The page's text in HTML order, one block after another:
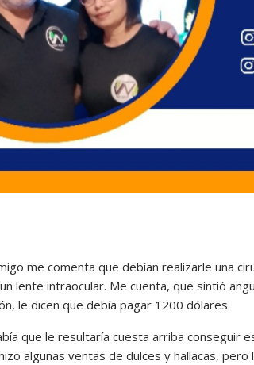
me comenta que debían realizarle una
lente intraocular. Me cuenta, que sintió
le dicen que debía pagar 1200 dólares.
que le resultaría cuesta arriba conseguir
algunas ventas de dulces y hallacas,